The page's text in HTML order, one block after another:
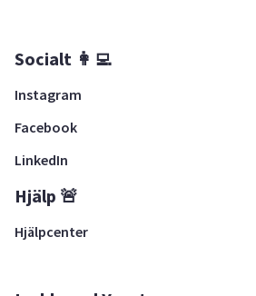
Socialt 👩‍💻
Instagram
Facebook
LinkedIn
Hjälp 🚨
Hjälpcenter